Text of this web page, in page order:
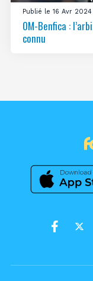
Publié le 16 Avr 2024
OM-Benfica :
connu